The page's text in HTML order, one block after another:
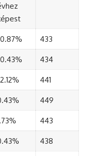
433
434
441
449
443
438